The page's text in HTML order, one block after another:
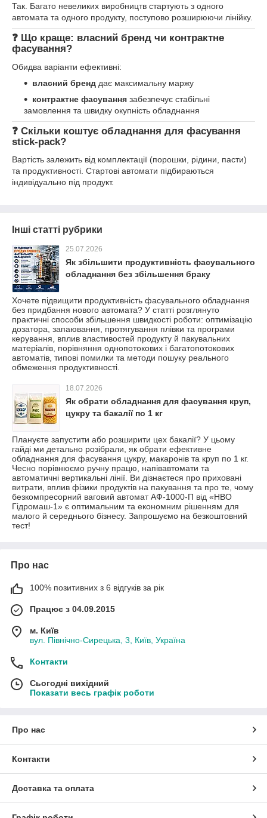
Так. Багато невеликих виробництв стартують з одного
автомата та одного продукту, поступово розширюючи лінійку.
❓ Що краще: власний бренд чи контрактне
фасування?
Обидва варіанти ефективні:
власний бренд дає максимальну маржу
контрактне фасування забезпечує стабільні
замовлення та швидку окупність обладнання
❓ Скільки коштує обладнання для фасування
stick-pack?
Вартість залежить від комплектації (порошки, рідини, пасти)
та продуктивності. Стартові автомати підбираються
індивідуально під продукт.
Інші статті рубрики
25.07.2026
Як збільшити продуктивність фасувального
обладнання без збільшення браку
Хочете підвищити продуктивність фасувального обладнання
без придбання нового автомата? У статті розглянуто
практичні способи збільшення швидкості роботи: оптимізацію
дозатора, запаювання, протягування плівки та програми
керування, вплив властивостей продукту й пакувальних
матеріалів, порівняння однопотокових і багатопотокових
автоматів, типові помилки та методи пошуку реального
обмеження продуктивності.
18.07.2026
Як обрати обладнання для фасування круп,
цукру та бакалії по 1 кг
Плануєте запустити або розширити цех бакалії? У цьому
гайді ми детально розібрали, як обрати ефективне
обладнання для фасування цукру, макаронів та круп по 1 кг.
Чесно порівнюємо ручну працю, напівавтомати та
автоматичні вертикальні лінії. Ви дізнаєтеся про приховані
витрати, вплив фізики продуктів на пакування та про те, чому
безкомпресорний ваговий автомат АФ-1000-П від «НВО
Гідромаш-1» є оптимальним та економним рішенням для
малого й середнього бізнесу. Запрошуємо на безкоштовний
тест!
Про нас
100% позитивних з 6 відгуків за рік
Працює з 04.09.2015
м. Київ
вул. Північно-Сирецька, 3, Київ, Україна
Контакти
Сьогодні вихідний
Показати весь графік роботи
Про нас
Контакти
Доставка та оплата